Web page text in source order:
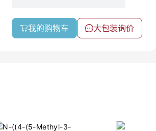
我的购物车 大包装询价